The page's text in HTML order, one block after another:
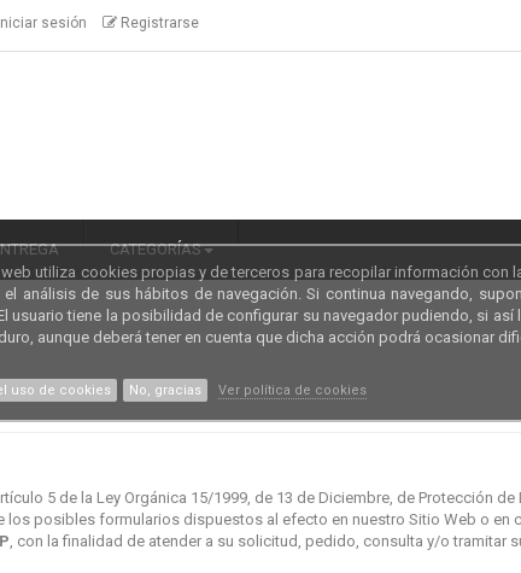
utiliza cookies propias y de terceros para recopilar información con
el análisis de sus hábitos de navegación. Si continua navegando,
usuario tiene la posibilidad de configurar su navegador pudiendo, si
aunque deberá tener en cuenta que dicha acción podrá ocasionar
uso de cookies No, gracias Ver política de cookies
Iniciar sesión Registrarse
CATEGORÍAS
5 de la Ley Orgánica 15/1999, de 13 de Diciembre, de Protección
los posibles formularios dispuestos al efecto en nuestro Sitio Web o
, con la finalidad de atender a su solicitud, pedido, consulta y/o tramitar